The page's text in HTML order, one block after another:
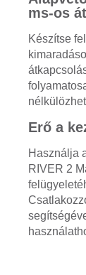
ms-os
Készítse
Erő a
Használja
RIVER 2